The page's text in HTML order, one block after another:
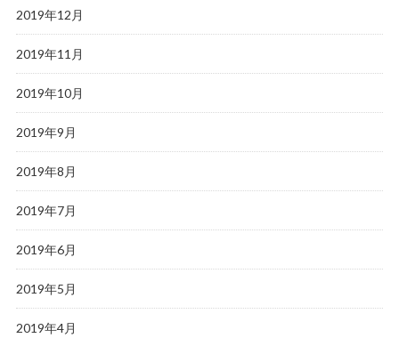
2019年12月
2019年11月
2019年10月
2019年9月
2019年8月
2019年7月
2019年6月
2019年5月
2019年4月